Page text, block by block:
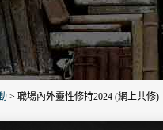
> 職場內外靈性修持2024 (網上共修)